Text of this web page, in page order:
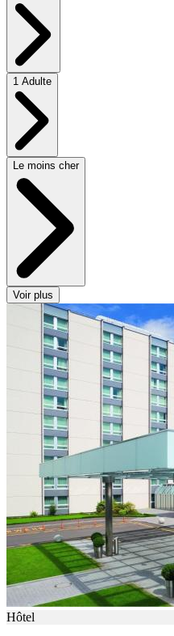
1 Adulte
Le moins cher
Voir plus
Hôtel